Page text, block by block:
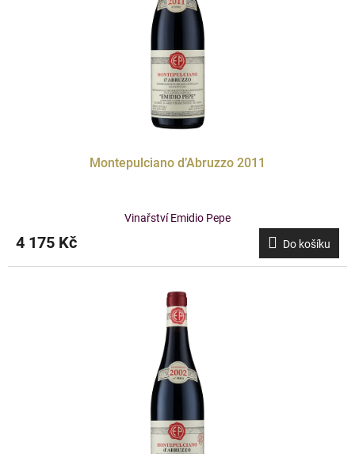
Montepulciano d’Abruzzo 2011
Vinařství Emidio Pepe
4 175 Kč Do košíku